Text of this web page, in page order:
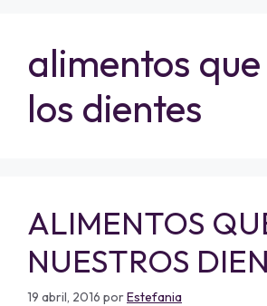
alimentos
los dientes
ALIMENTOS
NUESTROS
19 abril, 2016 porEstefania